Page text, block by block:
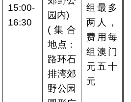
15:00-
16:30
园内)
(集合
地点：
路环石
排湾郊
野公园
组最多
两人，
费用每
组澳门
元五十
元